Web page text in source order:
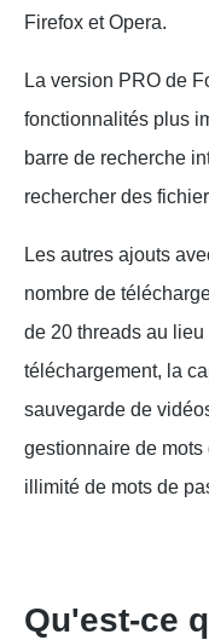
Firefox et Opera.
La version PRO de
fonctionnalités plus
barre de recherche
rechercher des
Les autres ajouts
nombre de
de 20 threads au lieu
téléchargement, la
sauvegarde de
gestionnaire de
illimité de mots de
Qu'est-ce